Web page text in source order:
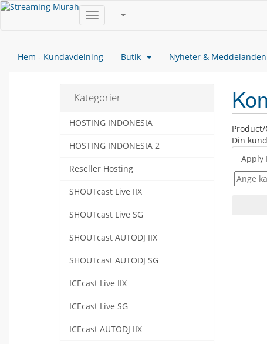
Toggle
navigation
Hem - Kundavdelning Butik Nyheter & Meddelanden
Kategorier
HOSTING INDONESIA
HOSTING INDONESIA 2
Reseller Hosting
SHOUTcast Live IIX
SHOUTcast Live SG
SHOUTcast AUTODJ IIX
SHOUTcast AUTODJ SG
ICEcast Live IIX
ICEcast Live SG
ICEcast AUTODJ IIX
Din
Apply